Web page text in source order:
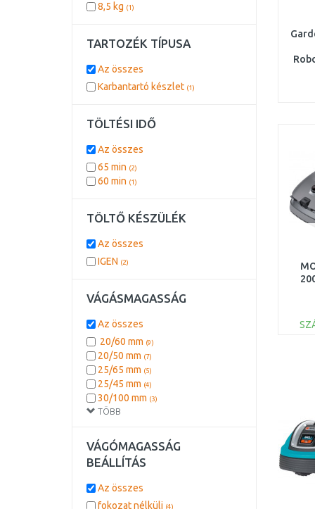
8,5 kg (1)
TARTOZÉK TÍPUSA
Az összes
Karbantartó készlet (1)
TÖLTÉSI IDŐ
Az összes
65 min (2)
60 min (1)
TÖLTŐ KÉSZÜLÉK
Az összes
IGEN (2)
VÁGÁSMAGASSÁG
TÖBB
Az összes
20/60 mm (9)
20/50 mm (7)
25/65 mm (5)
25/45 mm (4)
30/100 mm (3)
20/45 mm
VÁGÓMAGASSÁG
BEÁLLÍTÁS
Az összes
fokozat nélküli (4)